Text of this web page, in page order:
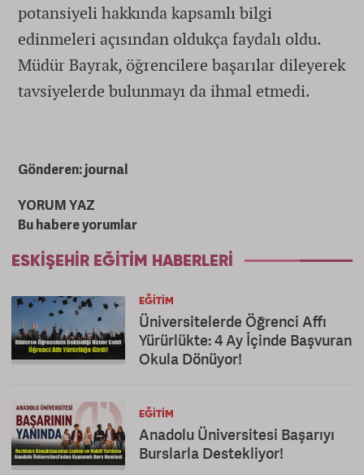
potansiyeli hakkında kapsamlı bilgi
edinmeleri açısından oldukça faydalı oldu.
Müdür Bayrak, öğrencilere başarılar dileyerek
tavsiyelerde bulunmayı da ihmal etmedi.
Gönderen: journal
YORUM YAZ
Bu habere yorumlar
ESKIŞEHIR EĞITIM HABERLERI
EĞITIM
Üniversitelerde Öğrenci Affı
Yürürlükte: 4 Ay İçinde Başvuran
Okula Dönüyor!
EĞITIM
Anadolu Üniversitesi Başarıyı
Burslarla Destekliyor!